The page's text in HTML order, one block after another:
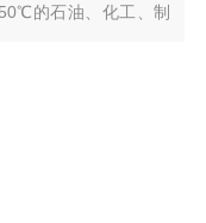
的石油、化工、制
动等。